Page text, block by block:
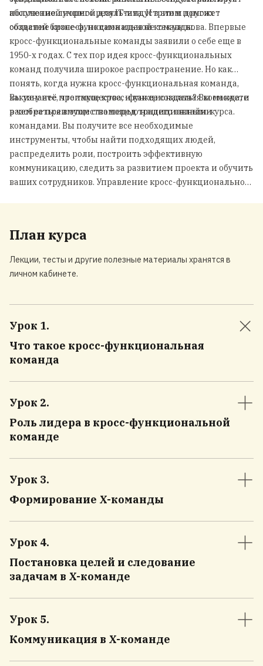
получение лучшего результата. И в этом поможет
создание кросс-функциональной команды.
абсолютной нормой для IT-индустрии и других
областей бизнеса, но сама идея не так уж нова. Впервые
кросс-функциональные команды заявили о себе еще в
1950-х годах. С тех пор идея кросс-функциональных
команд получила широкое распространение. Но как
понять, когда нужна кросс-функциональная команда,
какие у неё преимущества, и как ее создать? Вы сможете
разобраться в этом с помощью нашего онлайн-курса.
Вы узнаете, что такое кросс-функциональная команда, и
в чем ее преимущества перед традиционными
командами. Вы получите все необходимые
инструменты, чтобы найти подходящих людей,
распределить роли, построить эффективную
коммуникацию, следить за развитием проекта и обучить
ваших сотрудников. Управление кросс-функциональной
сможете работать над самыми впечатляющими и
План курса
Лекции, тесты и другие полезные материалы хранятся в
личном кабинете.
Урок 1.
Что такое кросс-функциональная
команда
Урок 2.
Роль лидера в кросс-функциональной
команде
Урок 3.
Формирование X-команды
Урок 4.
Постановка целей и следование
задачам в X-команде
Урок 5.
Коммуникация в X-команде